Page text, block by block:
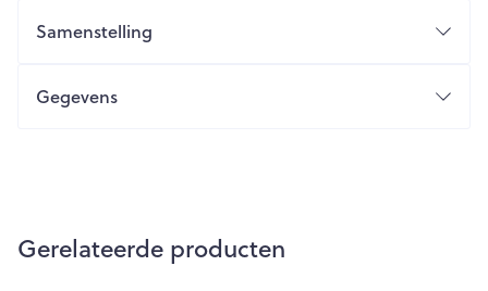
Samenstelling
Gegevens
Gerelateerde producten